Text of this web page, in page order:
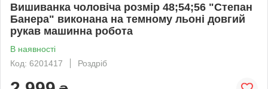
Вишиванка чоловіча розмір 48;54;56 "Степан
Банера" виконана на темному льоні довгий
рукав машинна робота
В наявності
Код: 6201417
Роздріб